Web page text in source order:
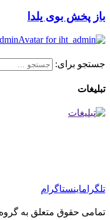
باز پخش بوی یلدا
جستجو برای:
تبلیغات
تلگراماینستاگرام
تمامی حقوق متعلق به